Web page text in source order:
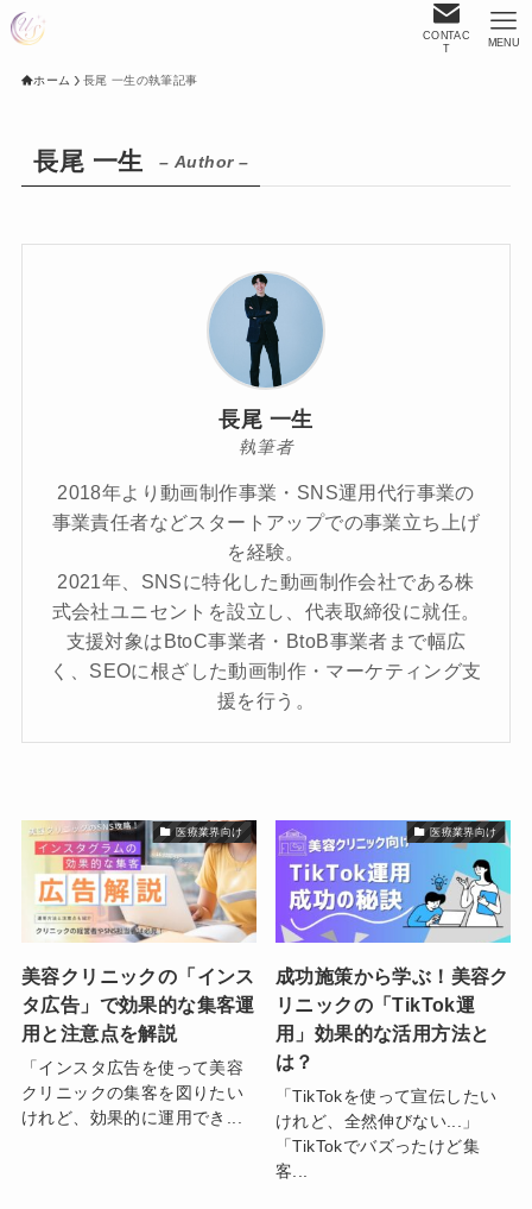
CONTAC
T
MENU
ホーム 長尾 一生の執筆記事
長尾 一生 – Author –
長尾 一生
執筆者
2018年より動画制作事業・SNS運用代行事業の
事業責任者などスタートアップでの事業立ち上げ
を経験。
2021年、SNSに特化した動画制作会社である株
式会社ユニセントを設立し、代表取締役に就任。
支援対象はBtoC事業者・BtoB事業者まで幅広
く、SEOに根ざした動画制作・マーケティング支
援を行う。
医療業界向け
美容クリニックの「インス
タ広告」で効果的な集客運
用と注意点を解説
「インスタ広告を使って美容
クリニックの集客を図りたい
けれど、効果的に運用でき...
医療業界向け
成功施策から学ぶ！美容ク
リニックの「TikTok運
用」効果的な活用方法と
は？
「TikTokを使って宣伝したい
けれど、全然伸びない...」
「TikTokでバズったけど集
客...